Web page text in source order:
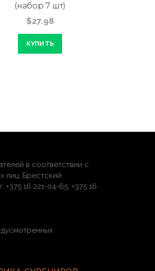
(набор 7 шт)
$27.98
КУПИТЬ
в соответствии с
лиц: Брестский
16 221-04-65, +375 16